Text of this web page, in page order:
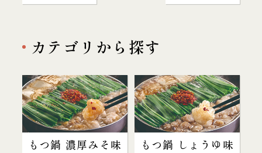
カテゴリから探す
もつ鍋 濃厚みそ味 もつ鍋 しょうゆ味